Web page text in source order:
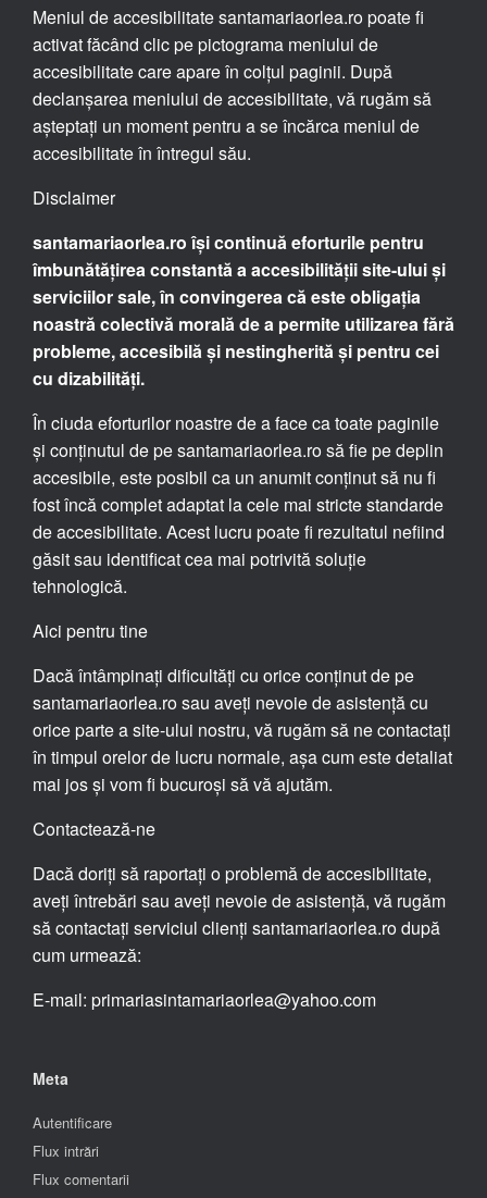
Meniul de accesibilitate santamariaorlea.ro poate fi
activat făcând clic pe pictograma meniului de
accesibilitate care apare în colțul paginii. După
declanșarea meniului de accesibilitate, vă rugăm să
așteptați un moment pentru a se încărca meniul de
accesibilitate în întregul său.
Disclaimer
santamariaorlea.ro își continuă eforturile pentru
îmbunătățirea constantă a accesibilității site-ului și
serviciilor sale, în convingerea că este obligația
noastră colectivă morală de a permite utilizarea fără
probleme, accesibilă și nestingherită și pentru cei
cu dizabilități.
În ciuda eforturilor noastre de a face ca toate paginile
și conținutul de pe santamariaorlea.ro să fie pe deplin
accesibile, este posibil ca un anumit conținut să nu fi
fost încă complet adaptat la cele mai stricte standarde
de accesibilitate. Acest lucru poate fi rezultatul nefiind
găsit sau identificat cea mai potrivită soluție
tehnologică.
Aici pentru tine
Dacă întâmpinați dificultăți cu orice conținut de pe
santamariaorlea.ro sau aveți nevoie de asistență cu
orice parte a site-ului nostru, vă rugăm să ne contactați
în timpul orelor de lucru normale, așa cum este detaliat
mai jos și vom fi bucuroși să vă ajutăm.
Contactează-ne
Dacă doriți să raportați o problemă de accesibilitate,
aveți întrebări sau aveți nevoie de asistență, vă rugăm
să contactați serviciul clienți santamariaorlea.ro după
cum urmează:
E-mail: primariasintamariaorlea@yahoo.com
Meta
Autentificare
Flux intrări
Flux comentarii